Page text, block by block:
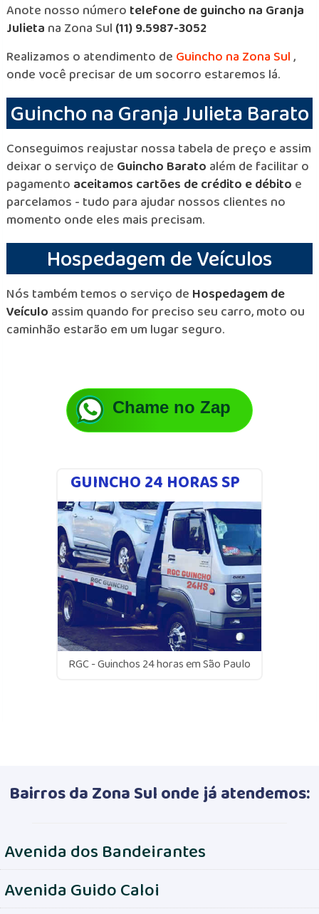
Anote nosso número telefone de guincho na Granja
Julieta na Zona Sul (11) 9.5987-3052
Realizamos o atendimento de Guincho na Zona Sul,
onde você precisar de um socorro estaremos lá.
Guincho na Granja Julieta Barato
Conseguimos reajustar nossa tabela de preço e assim
deixar o serviço de Guincho Barato além de facilitar o
pagamento aceitamos cartões de crédito e débito e
parcelamos - tudo para ajudar nossos clientes no
momento onde eles mais precisam.
Hospedagem de Veículos
Nós também temos o serviço de Hospedagem de
Veículo assim quando for preciso seu carro, moto ou
caminhão estarão em um lugar seguro.
Chame no Zap
GUINCHO 24 HORAS SP
RGC - Guinchos 24 horas em São Paulo
Bairros da Zona Sul onde já atendemos:
Avenida dos Bandeirantes
Avenida Guido Caloi